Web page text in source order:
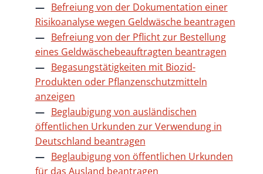
Befreiung von der Dokumentation einer
Risikoanalyse wegen Geldwäsche beantragen
Befreiung von der Pflicht zur Bestellung
eines Geldwäschebeauftragten beantragen
Begasungstätigkeiten mit Biozid-
Produkten oder Pflanzenschutzmitteln
anzeigen
Beglaubigung von ausländischen
öffentlichen Urkunden zur Verwendung in
Deutschland beantragen
Beglaubigung von öffentlichen Urkunden
für das Ausland beantragen